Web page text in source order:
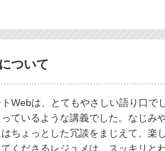
ついて
Webは、とてもやさしい語り口で
ているような講義でした。なじみ
ちょっとした冗談をまじえて、楽
くださるレジュメは、スッキリと